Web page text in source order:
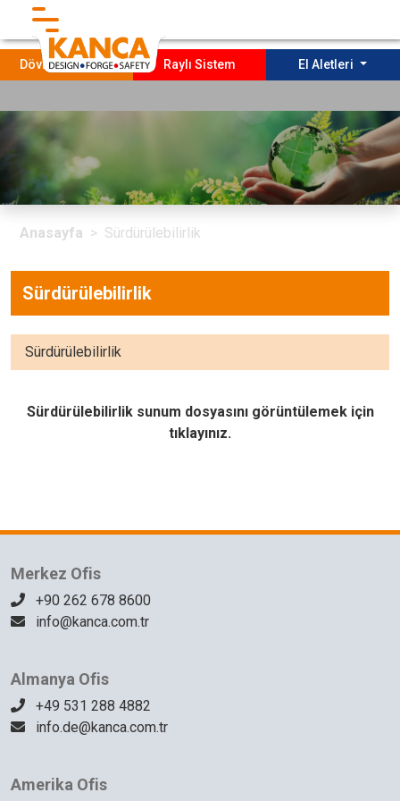
Anasayfa
KURUMSAL
SOSYAL PROJELERİMİZ
Sürdürülebilirlik
Dövme Parçalar Raylı Sistem El Aletleri
Anasayfa Sürdürülebilirlik
Sürdürülebilirlik
Sürdürülebilirlik
Sürdürülebilirlik sunum dosyasını görüntülemek için
tıklayınız.
Merkez Ofis
+90 262 678 8600
info@kanca.com.tr
Almanya Ofis
+49 531 288 4882
info.de@kanca.com.tr
Amerika Ofis